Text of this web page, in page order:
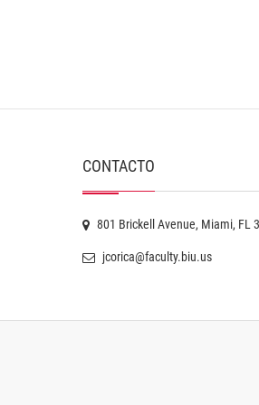
CONTACTO
801 Brickell Avenue, Miami, FL
jcorica@faculty.biu.us